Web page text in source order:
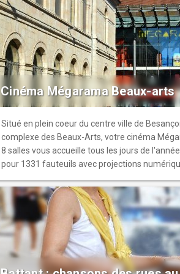
séances de yoga d'inspiration tibétaine. Cette
accessible à tous les niveaux, se concentre
relâchement des tensions physiques,
mentales. La pratique privilégie la fluidité du
et la gestion du stress par des techniques de
de posture adaptées.
Cinéma Mégarama Beaux-arts
Situé en plein coeur du centre ville de
complexe des Beaux-Arts, votre cinéma
8 salles vous accueille tous les jours de
pour 1331 fauteuils avec projections
proximité Programmation sur le site internet.